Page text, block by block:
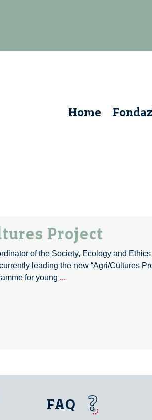
Home
Project
of the Society, Ecology and
leading the new “Agri/Cultures
for young ...
FAQ